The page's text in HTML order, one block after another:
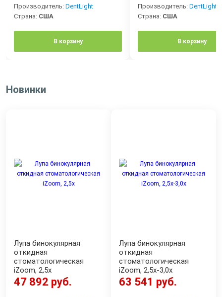
Производитель: DentLight
Страна: США
В корзину
Производитель: DentLight
Страна: США
В корзину
Новинки
Лупа бинокулярная
откидная
стоматологическая
iZoom, 2,5x
47 892 руб.
Лупа бинокулярная
откидная
стоматологическая
iZoom, 2,5х-3,0х
63 541 руб.